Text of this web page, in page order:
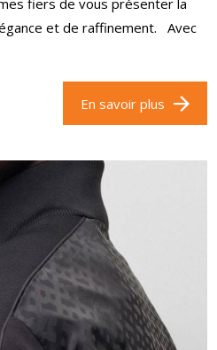
fiers de vous présenter la
et de raffinement. Avec
En savoir plus